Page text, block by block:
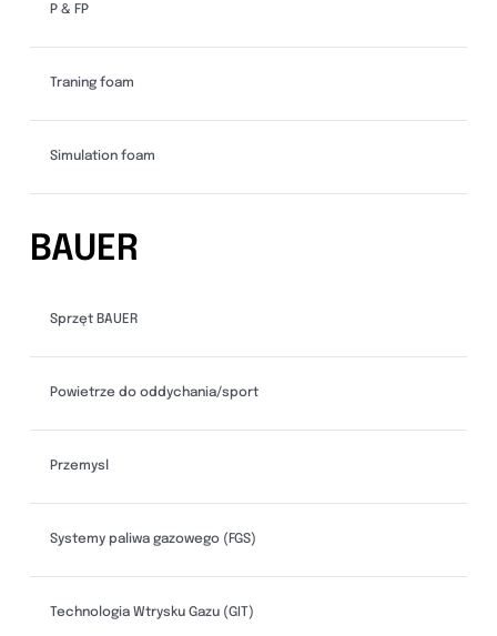
P & FP
Traning foam
Simulation foam
BAUER
Sprzęt BAUER
Powietrze do oddychania/sport
Przemysl
Systemy paliwa gazowego (FGS)
Technologia Wtrysku Gazu (GIT)